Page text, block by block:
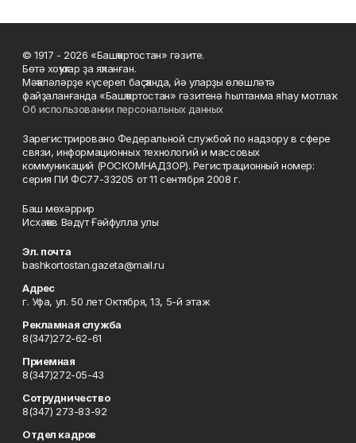
© 1917 - 2026 «Башҡортостан» гәзите.
Бөтә хоҡуҡтар ҙа яҡланған.
Мәҡәләләрҙе күсереп баҫҡанда, йә уларҙы өлөшләтә
файҙаланғанда «Башҡортостан» гәзитенә һылтанма яһау мотлаҡ.
Об использовании персональных данных
Зарегистрировано Федеральной службой по надзору в сфере
связи, информационных технологий и массовых
коммуникаций (РОСКОМНАДЗОР). Регистрационный номер:
серия ПИ ФС77-33205 от 11 сентября 2008 г.
Баш мөхәррир
Исхаҡов Вәдүт Ғәйфулла улы
Эл. почта
bashkortostan.gazeta@mail.ru
Адрес
г. Уфа, ул. 50 лет Октября, 13, 5-й этаж
Рекламная служба
8(347)272-62-61
Приемная
8(347)272-05-43
Сотрудничество
8(347) 273-83-92
Отдел кадров